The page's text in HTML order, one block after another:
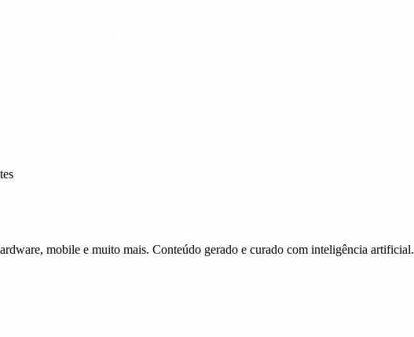
mobile e muito mais. Conteúdo gerado e curado com inteligência artificial.